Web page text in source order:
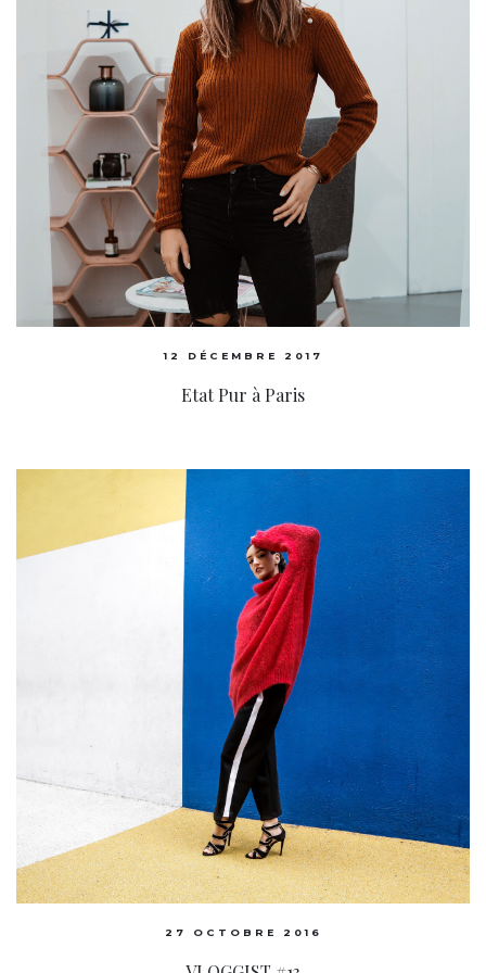
12 DÉCEMBRE 2017
Etat Pur à Paris
27 OCTOBRE 2016